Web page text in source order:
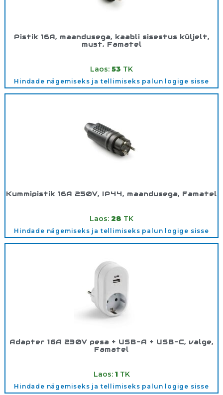
Pistik 16A, maandusega, kaabli sisestus küljelt,
must, Famatel
Laos: 53 TK
Hindade nägemiseks ja tellimiseks palun logige sisse
Kummipistik 16A 250V, IP44, maandusega, Famatel
Laos: 28 TK
Hindade nägemiseks ja tellimiseks palun logige sisse
Adapter 16A 230V pesa + USB-A + USB-C, valge,
Famatel
Laos: 1TK
Hindade nägemiseks ja tellimiseks palun logige sisse